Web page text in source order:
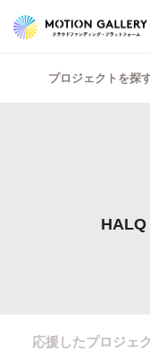
プロジェクトを探
応援したプロジェ